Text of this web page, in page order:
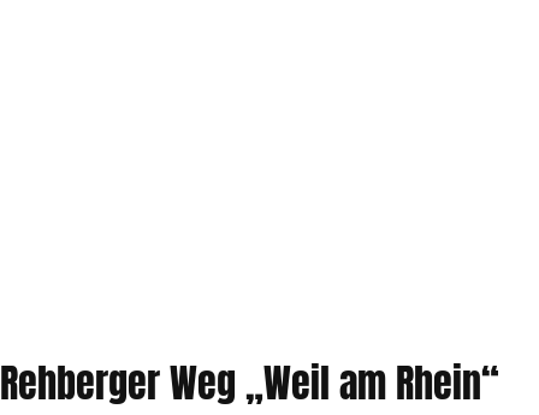
Rehberger Weg „Weil am Rhein“